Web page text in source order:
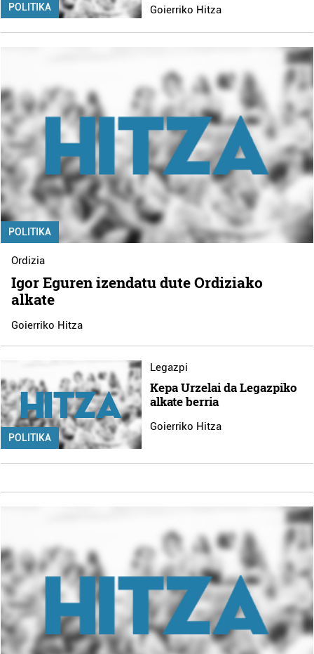
POLITIKA Goierriko Hitza
POLITIKA
Ordizia
Igor Eguren izendatu dute Ordiziako
alkate
Goierriko Hitza
POLITIKA
Legazpi
Kepa Urzelai da Legazpiko
alkate berria
Goierriko Hitza